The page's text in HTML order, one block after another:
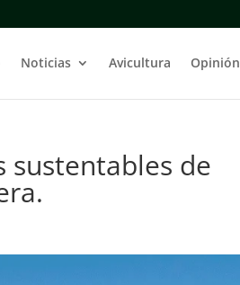
Noticias Avicultura Opinión
sustentables de